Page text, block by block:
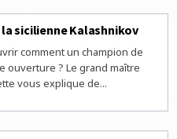
sicilienne Kalashnikov
comment un champion de
ouverture ? Le grand maître
vous explique de...